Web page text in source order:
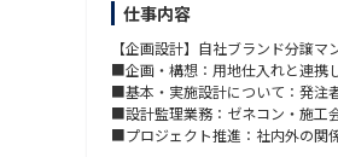
仕事内容
【企画設計】自社ブランド分譲
■企画・構想：用地仕入れと連携
■基本・実施設計について：発注
■設計監理業務：ゼネコン・施工
■プロジェクト推進：社内外の関